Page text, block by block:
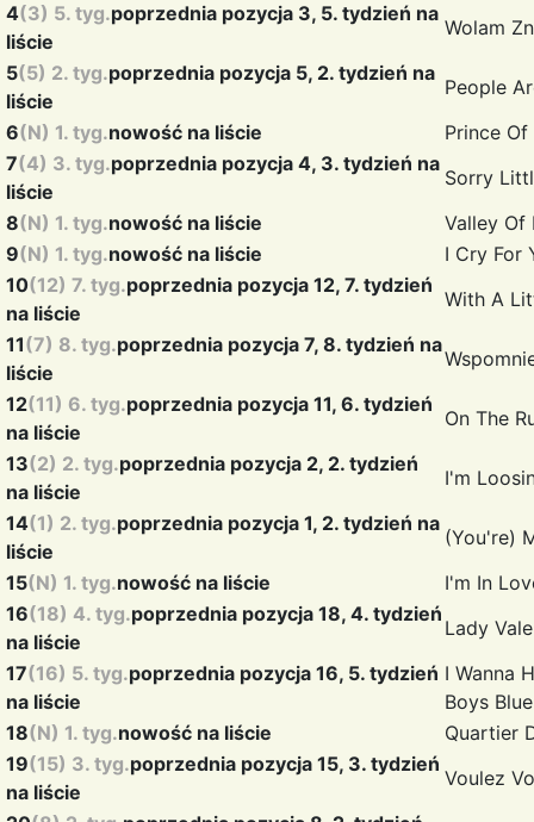
4(3) 5. tyg.poprzednia pozycja 3, 5. tydzień na
liście
Wolam
5(5) 2. tyg.poprzednia pozycja 5, 2. tydzień na
liście
People
6(N) 1. tyg.nowość na liście
Prince
7(4) 3. tyg.poprzednia pozycja 4, 3. tydzień na
liście
Sorry
8(N) 1. tyg.nowość na liście
Valley
9(N) 1. tyg.nowość na liście
I Cry For
10(12) 7. tyg.poprzednia pozycja 12, 7. tydzień
na liście
With A
11(7) 8. tyg.poprzednia pozycja 7, 8. tydzień na
liście
12(11) 6. tyg.poprzednia pozycja 11, 6. tydzień
na liście
On The
13(2) 2. tyg.poprzednia pozycja 2, 2. tydzień
na liście
I'm
14(1) 2. tyg.poprzednia pozycja 1, 2. tydzień na
liście
(You're)
15(N) 1. tyg.nowość na liście
I'm In
16(18) 4. tyg.poprzednia pozycja 18, 4. tydzień
na liście
Lady
17(16) 5. tyg.poprzednia pozycja 16, 5. tydzień
na liście
I Wanna
Boys Blue
18(N) 1. tyg.nowość na liście
Quartier
19(15) 3. tyg.poprzednia pozycja 15, 3. tydzień
na liście
Voulez